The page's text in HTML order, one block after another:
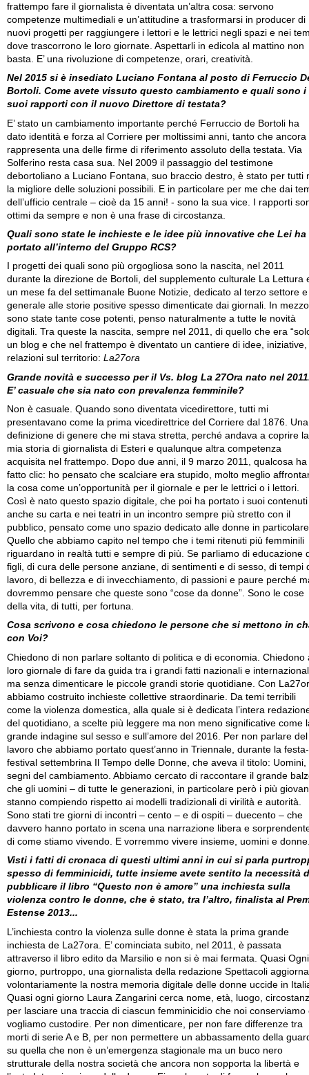
frattempo fare il giornalista è diventata un’altra cosa: servono
competenze multimediali e un’attitudine a trasformarsi in producer di
nuovi progetti per raggiungere i lettori e le lettrici negli spazi e nei
dove trascorrono le loro giornate. Aspettarli in edicola al mattino non
basta. E’ una rivoluzione di competenze, orari, creatività.
Nel 2015 si è insediato Luciano Fontana al posto di Ferruccio
Bortoli. Come avete vissuto questo cambiamento e quali sono i
suoi rapporti con il nuovo Direttore di testata?
E’ stato un cambiamento importante perché Ferruccio de Bortoli ha
dato identità e forza al Corriere per moltissimi anni, tanto che ancora
rappresenta una delle firme di riferimento assoluto della testata. Via
Solferino resta casa sua. Nel 2009 il passaggio del testimone
debortoliano a Luciano Fontana, suo braccio destro, è stato per tutti
la migliore delle soluzioni possibili. E in particolare per me che dai
dell’ufficio centrale – cioè da 15 anni! - sono la sua vice. I rapporti
ottimi da sempre e non è una frase di circostanza.
Quali sono state le inchieste e le idee più innovative che Lei ha
portato all’interno del Gruppo RCS?
I progetti dei quali sono più orgogliosa sono la nascita, nel 2011
durante la direzione de Bortoli, del supplemento culturale La Lettura
un mese fa del settimanale Buone Notizie, dedicato al terzo settore
generale alle storie positive spesso dimenticate dai giornali. In
sono state tante cose potenti, penso naturalmente a tutte le novità
digitali. Tra queste la nascita, sempre nel 2011, di quello che era
un blog e che nel frattempo è diventato un cantiere di idee, iniziative,
relazioni sul territorio: La27ora
Grande novità e successo per il Vs. blog La 27Ora nato nel
E’ casuale che sia nato con prevalenza femminile?
Non è casuale. Quando sono diventata vicedirettore, tutti mi
presentavano come la prima vicedirettrice del Corriere dal 1876. Una
definizione di genere che mi stava stretta, perché andava a coprire la
mia storia di giornalista di Esteri e qualunque altra competenza
acquisita nel frattempo. Dopo due anni, il 9 marzo 2011, qualcosa ha
fatto clic: ho pensato che scalciare era stupido, molto meglio
la cosa come un’opportunità per il giornale e per le lettrici o i lettori.
Così è nato questo spazio digitale, che poi ha portato i suoi contenuti
anche su carta e nei teatri in un incontro sempre più stretto con il
pubblico, pensato come uno spazio dedicato alle donne in
Quello che abbiamo capito nel tempo che i temi ritenuti più femminili
riguardano in realtà tutti e sempre di più. Se parliamo di educazione
figli, di cura delle persone anziane, di sentimenti e di sesso, di tempi
lavoro, di bellezza e di invecchiamento, di passioni e paure perché
dovremmo pensare che queste sono “cose da donne”. Sono le cose
della vita, di tutti, per fortuna.
Cosa scrivono e cosa chiedono le persone che si mettono in
con Voi?
Chiedono di non parlare soltanto di politica e di economia. Chiedono
loro giornale di fare da guida tra i grandi fatti nazionali e
ma senza dimenticare le piccole grandi storie quotidiane. Con
abbiamo costruito inchieste collettive straordinarie. Da temi terribili
come la violenza domestica, alla quale si è dedicata l’intera
del quotidiano, a scelte più leggere ma non meno significative come
grande indagine sul sesso e sull’amore del 2016. Per non parlare del
lavoro che abbiamo portato quest’anno in Triennale, durante la festa-
festival settembrina Il Tempo delle Donne, che aveva il titolo: Uomini,
segni del cambiamento. Abbiamo cercato di raccontare il grande
che gli uomini – di tutte le generazioni, in particolare però i più
stanno compiendo rispetto ai modelli tradizionali di virilità e autorità.
Sono stati tre giorni di incontri – cento – e di ospiti – duecento – che
davvero hanno portato in scena una narrazione libera e
di come stiamo vivendo. E vorremmo vivere insieme, uomini e
Visti i fatti di cronaca di questi ultimi anni in cui si parla
spesso di femminicidi, tutte insieme avete sentito la necessità
pubblicare il libro “Questo non è amore” una inchiesta sulla
violenza contro le donne, che è stato, tra l’altro, finalista al
Estense 2013...
L’inchiesta contro la violenza sulle donne è stata la prima grande
inchiesta de La27ora. E’ cominciata subito, nel 2011, è passata
attraverso il libro edito da Marsilio e non si è mai fermata. Quasi Ogni
giorno, purtroppo, una giornalista della redazione Spettacoli aggiorna
volontariamente la nostra memoria digitale delle donne uccide in
Quasi ogni giorno Laura Zangarini cerca nome, età, luogo,
per lasciare una traccia di ciascun femminicidio che noi conserviamo
vogliamo custodire. Per non dimenticare, per non fare differenze tra
morti di serie A e B, per non permettere un abbassamento della
su quella che non è un’emergenza stagionale ma un buco nero
strutturale della nostra società che ancora non sopporta la libertà e